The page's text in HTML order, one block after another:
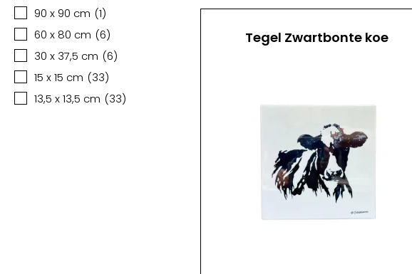
90 x 90 cm (1)
60 x 80 cm (6)
30 x 37,5 cm (6)
15 x 15 cm (33)
13,5 x 13,5 cm (33)
Tegel Zwartbonte koe